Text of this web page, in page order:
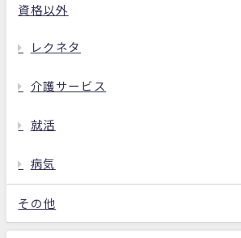
資格以外
レクネタ
介護サービス
就活
病気
その他